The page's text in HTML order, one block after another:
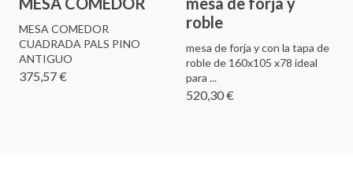
MESA COMEDOR
CUADRADA PALS PINO
ANTIGUO
375,57 €
roble
mesa de forja y con la tapa de
roble de 160x105 x78 ideal
para ...
520,30 €